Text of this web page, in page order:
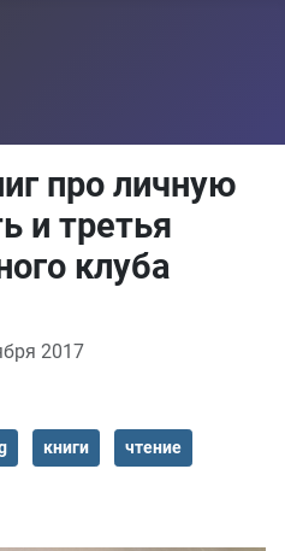
про личную
и третья
клуба
2017
книги чтение